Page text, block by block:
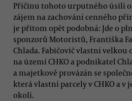
Příčinu tohoto urputného úsilí
zájem na zachování cenného
je přitom opět podobná: Jde o
sponzorů Motoristů, Františka
Chlada. Fabičovič vlastní velkou
na území CHKO a podnikatel
a majetkově provázán se
která vlastní parcely v CHKO a
okolí.